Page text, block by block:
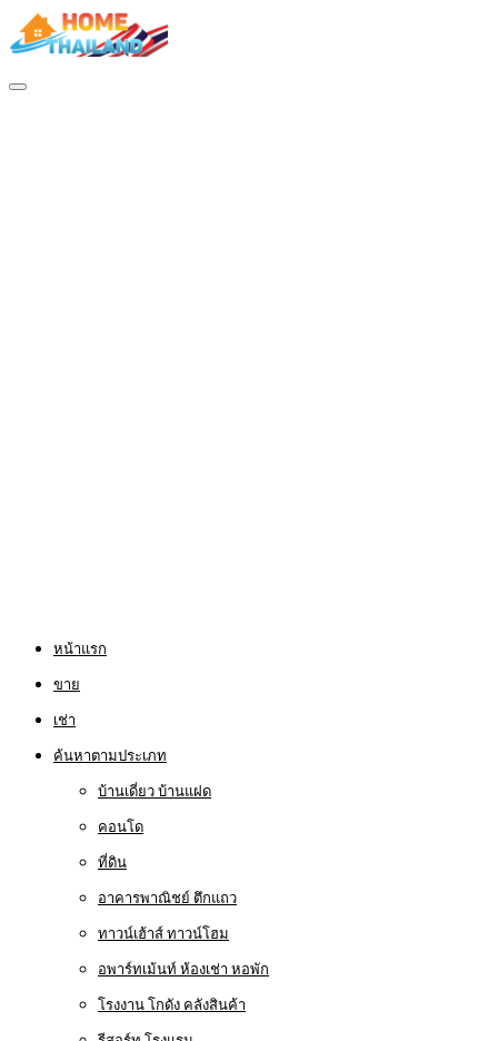
หน้าแรก
ขาย
เช่า
ค้นหาตามประเภท
บ้านเดี่ยว บ้านแฝด
คอนโด
ที่ดิน
อาคารพาณิชย์ ตึกแถว
ทาวน์เฮ้าส์ ทาวน์โฮม
อพาร์ทเม้นท์ ห้องเช่า หอพัก
โรงงาน โกดัง คลังสินค้า